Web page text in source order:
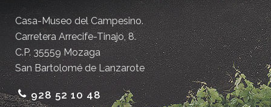
Casa-Museo del Campesino.
Carretera Arrecife-Tinajo, 8.
C.P. 35559 Mozaga
San Bartolomé de Lanzarote
928 52 10 48